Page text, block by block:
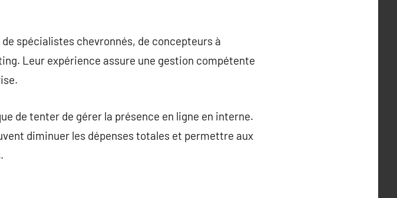
spécialistes chevronnés, de concepteurs à
Leur expérience assure une gestion compétente
de tenter de gérer la présence en ligne en interne.
diminuer les dépenses totales et permettre aux